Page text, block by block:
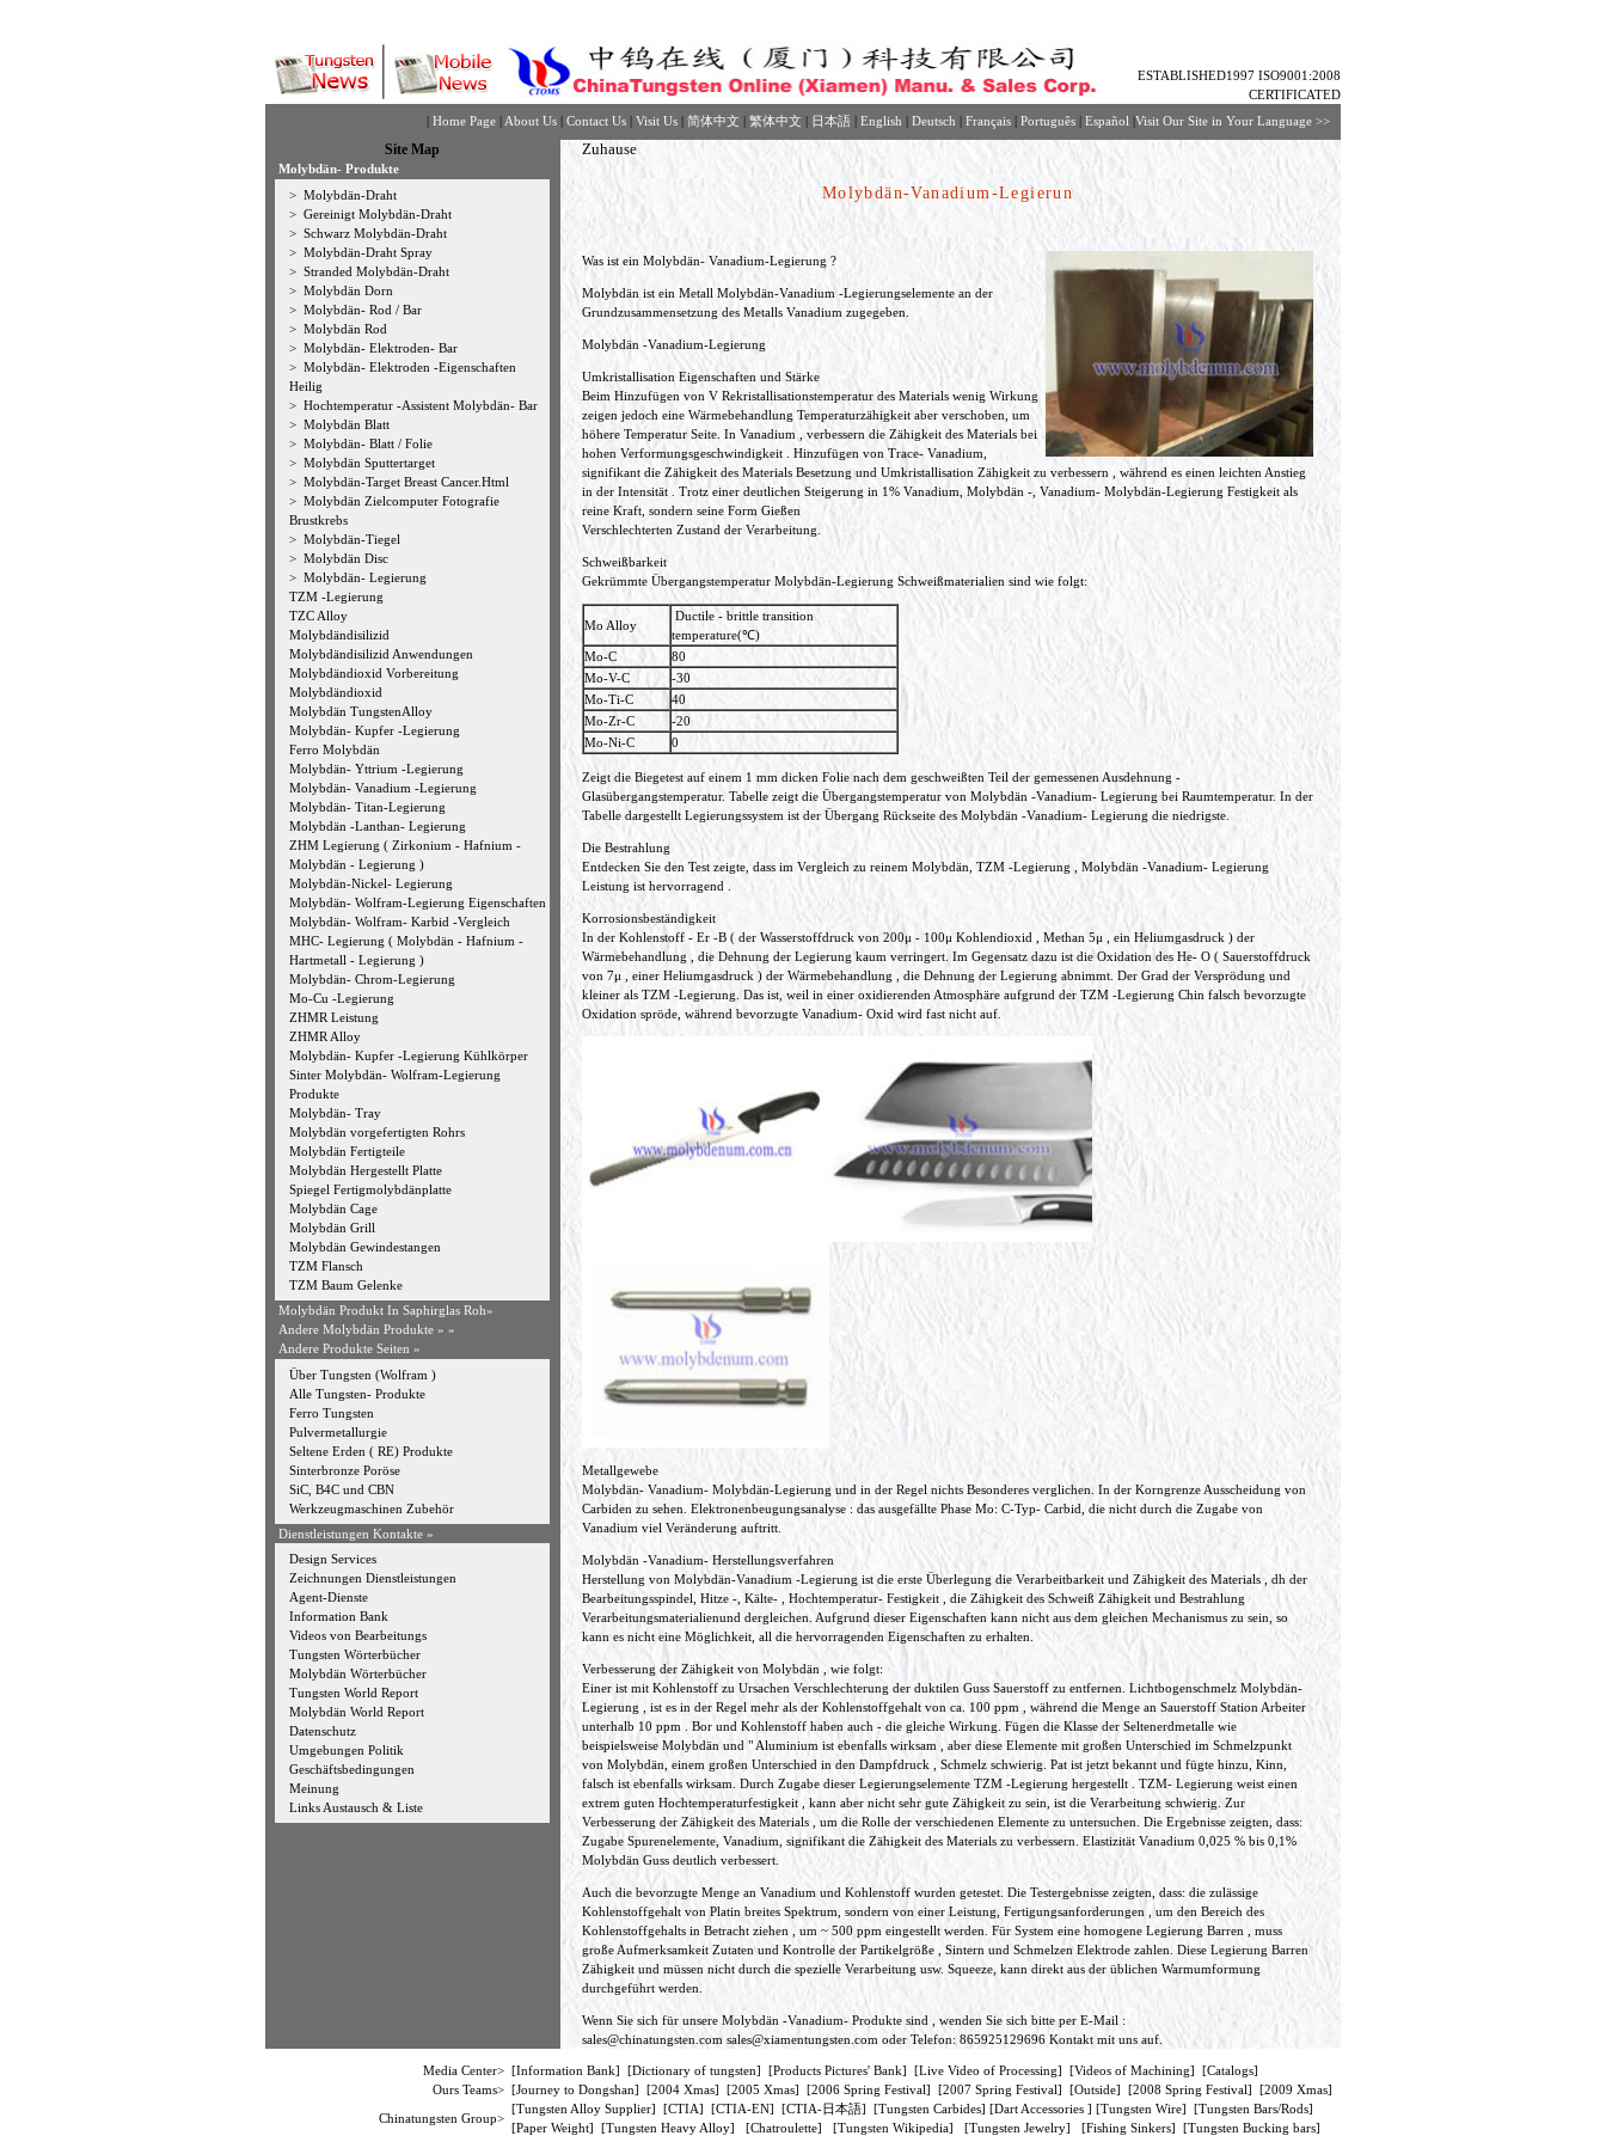
ESTABLISHED1997 ISO9001:2008
CERTIFICATED
| Home Page | About Us | Contact Us | Visit Us | 简体中文 | 繁体中文 | 日本語 | English | Deutsch | Français | Português | Español |Visit Our Site in Your Language >>
Site Map
Molybdän- Produkte
> Molybdän-Draht
> Gereinigt Molybdän-Draht
> Schwarz Molybdän-Draht
> Molybdän-Draht Spray
> Stranded Molybdän-Draht
> Molybdän Dorn
> Molybdän- Rod / Bar
> Molybdän Rod
> Molybdän- Elektroden- Bar
> Molybdän- Elektroden -Eigenschaften
Heilig
> Hochtemperatur -Assistent Molybdän- Bar
> Molybdän Blatt
> Molybdän- Blatt / Folie
> Molybdän Sputtertarget
> Molybdän-Target Breast Cancer.Html
> Molybdän Zielcomputer Fotografie
Brustkrebs
> Molybdän-Tiegel
> Molybdän Disc
> Molybdän- Legierung
TZM -Legierung
TZC Alloy
Molybdändisilizid
Molybdändisilizid Anwendungen
Molybdändioxid Vorbereitung
Molybdändioxid
Molybdän TungstenAlloy
Molybdän- Kupfer -Legierung
Ferro Molybdän
Molybdän- Yttrium -Legierung
Molybdän- Vanadium -Legierung
Molybdän- Titan-Legierung
Molybdän -Lanthan- Legierung
ZHM Legierung ( Zirkonium - Hafnium -
Molybdän - Legierung )
Molybdän-Nickel- Legierung
Molybdän- Wolfram-Legierung Eigenschaften
Molybdän- Wolfram- Karbid -Vergleich
MHC- Legierung ( Molybdän - Hafnium -
Hartmetall - Legierung )
Molybdän- Chrom-Legierung
Mo-Cu -Legierung
ZHMR Leistung
ZHMR Alloy
Molybdän- Kupfer -Legierung Kühlkörper
Sinter Molybdän- Wolfram-Legierung
Produkte
Molybdän- Tray
Molybdän vorgefertigten Rohrs
Molybdän Fertigteile
Molybdän Hergestellt Platte
Spiegel Fertigmolybdänplatte
Molybdän Cage
Molybdän Grill
Molybdän Gewindestangen
TZM Flansch
TZM Baum Gelenke
Molybdän Produkt In Saphirglas Roh»
Andere Molybdän Produkte » »
Andere Produkte Seiten »
Über Tungsten (Wolfram )
Alle Tungsten- Produkte
Ferro Tungsten
Pulvermetallurgie
Seltene Erden ( RE) Produkte
Sinterbronze Poröse
SiC, B4C und CBN
Werkzeugmaschinen Zubehör
Dienstleistungen Kontakte »
Design Services
Zeichnungen Dienstleistungen
Agent-Dienste
Information Bank
Videos von Bearbeitungs
Tungsten Wörterbücher
Molybdän Wörterbücher
Tungsten World Report
Molybdän World Report
Datenschutz
Umgebungen Politik
Geschäftsbedingungen
Meinung
Links Austausch & Liste
Zuhause
Molybdän-Vanadium-Legierun
Was ist ein Molybdän- Vanadium-Legierung ?
Molybdän ist ein Metall Molybdän-Vanadium -Legierungselemente an der
Grundzusammensetzung des Metalls Vanadium zugegeben.
Molybdän -Vanadium-Legierung
Umkristallisation Eigenschaften und Stärke
Beim Hinzufügen von V Rekristallisationstemperatur des Materials wenig Wirkung
zeigen jedoch eine Wärmebehandlung Temperaturzähigkeit aber verschoben, um
höhere Temperatur Seite. In Vanadium , verbessern die Zähigkeit des Materials bei
hohen Verformungsgeschwindigkeit . Hinzufügen von Trace- Vanadium,
signifikant die Zähigkeit des Materials Besetzung und Umkristallisation Zähigkeit zu verbessern , während es einen leichten Anstieg
in der Intensität . Trotz einer deutlichen Steigerung in 1% Vanadium, Molybdän -, Vanadium- Molybdän-Legierung Festigkeit als
reine Kraft, sondern seine Form Gießen
Verschlechterten Zustand der Verarbeitung.
Schweißbarkeit
Gekrümmte Übergangstemperatur Molybdän-Legierung Schweißmaterialien sind wie folgt:
Mo Alloy
Ductile - brittle transition
temperature(℃)
Mo-C
80
Mo-V-C
-30
Mo-Ti-C
40
Mo-Zr-C
-20
Mo-Ni-C
0
Zeigt die Biegetest auf einem 1 mm dicken Folie nach dem geschweißten Teil der gemessenen Ausdehnung -
Glasübergangstemperatur. Tabelle zeigt die Übergangstemperatur von Molybdän -Vanadium- Legierung bei Raumtemperatur. In der
Tabelle dargestellt Legierungssystem ist der Übergang Rückseite des Molybdän -Vanadium- Legierung die niedrigste.
Die Bestrahlung
Entdecken Sie den Test zeigte, dass im Vergleich zu reinem Molybdän, TZM -Legierung , Molybdän -Vanadium- Legierung
Leistung ist hervorragend .
Korrosionsbeständigkeit
In der Kohlenstoff - Er -B ( der Wasserstoffdruck von 200μ - 100μ Kohlendioxid , Methan 5μ , ein Heliumgasdruck ) der
Wärmebehandlung , die Dehnung der Legierung kaum verringert. Im Gegensatz dazu ist die Oxidation des He- O ( Sauerstoffdruck
von 7μ , einer Heliumgasdruck ) der Wärmebehandlung , die Dehnung der Legierung abnimmt. Der Grad der Versprödung und
kleiner als TZM -Legierung. Das ist, weil in einer oxidierenden Atmosphäre aufgrund der TZM -Legierung Chin falsch bevorzugte
Oxidation spröde, während bevorzugte Vanadium- Oxid wird fast nicht auf.
Metallgewebe
Molybdän- Vanadium- Molybdän-Legierung und in der Regel nichts Besonderes verglichen. In der Korngrenze Ausscheidung von
Carbiden zu sehen. Elektronenbeugungsanalyse : das ausgefällte Phase Mo: C-Typ- Carbid, die nicht durch die Zugabe von
Vanadium viel Veränderung auftritt.
Molybdän -Vanadium- Herstellungsverfahren
Herstellung von Molybdän-Vanadium -Legierung ist die erste Überlegung die Verarbeitbarkeit und Zähigkeit des Materials , dh der
Bearbeitungsspindel, Hitze -, Kälte- , Hochtemperatur- Festigkeit , die Zähigkeit des Schweiß Zähigkeit und Bestrahlung
Verarbeitungsmaterialienund dergleichen. Aufgrund dieser Eigenschaften kann nicht aus dem gleichen Mechanismus zu sein, so
kann es nicht eine Möglichkeit, all die hervorragenden Eigenschaften zu erhalten.
Verbesserung der Zähigkeit von Molybdän , wie folgt:
Einer ist mit Kohlenstoff zu Ursachen Verschlechterung der duktilen Guss Sauerstoff zu entfernen. Lichtbogenschmelz Molybdän-
Legierung , ist es in der Regel mehr als der Kohlenstoffgehalt von ca. 100 ppm , während die Menge an Sauerstoff Station Arbeiter
unterhalb 10 ppm . Bor und Kohlenstoff haben auch - die gleiche Wirkung. Fügen die Klasse der Seltenerdmetalle wie
beispielsweise Molybdän und " Aluminium ist ebenfalls wirksam , aber diese Elemente mit großen Unterschied im Schmelzpunkt
von Molybdän, einem großen Unterschied in den Dampfdruck , Schmelz schwierig. Pat ist jetzt bekannt und fügte hinzu, Kinn,
falsch ist ebenfalls wirksam. Durch Zugabe dieser Legierungselemente TZM -Legierung hergestellt . TZM- Legierung weist einen
extrem guten Hochtemperaturfestigkeit , kann aber nicht sehr gute Zähigkeit zu sein, ist die Verarbeitung schwierig. Zur
Verbesserung der Zähigkeit des Materials , um die Rolle der verschiedenen Elemente zu untersuchen. Die Ergebnisse zeigten, dass:
Zugabe Spurenelemente, Vanadium, signifikant die Zähigkeit des Materials zu verbessern. Elastizität Vanadium 0,025 % bis 0,1%
Molybdän Guss deutlich verbessert.
Auch die bevorzugte Menge an Vanadium und Kohlenstoff wurden getestet. Die Testergebnisse zeigten, dass: die zulässige
Kohlenstoffgehalt von Platin breites Spektrum, sondern von einer Leistung, Fertigungsanforderungen , um den Bereich des
Kohlenstoffgehalts in Betracht ziehen , um ~ 500 ppm eingestellt werden. Für System eine homogene Legierung Barren , muss
große Aufmerksamkeit Zutaten und Kontrolle der Partikelgröße , Sintern und Schmelzen Elektrode zahlen. Diese Legierung Barren
Zähigkeit und müssen nicht durch die spezielle Verarbeitung usw. Squeeze, kann direkt aus der üblichen Warmumformung
durchgeführt werden.
Wenn Sie sich für unsere Molybdän -Vanadium- Produkte sind , wenden Sie sich bitte per E-Mail :
sales@chinatungsten.com sales@xiamentungsten.com oder Telefon: 865925129696 Kontakt mit uns auf.
Media Center> [Information Bank] [Dictionary of tungsten] [Products Pictures' Bank] [Live Video of Processing] [Videos of Machining] [Catalogs]
Ours Teams> [Journey to Dongshan] [2004 Xmas] [2005 Xmas] [2006 Spring Festival] [2007 Spring Festival] [Outside] [2008 Spring Festival] [2009 Xmas]
Chinatungsten Group>
[Tungsten Alloy Supplier] [CTIA] [CTIA-EN] [CTIA-日本語] [Tungsten Carbides] [Dart Accessories ] [Tungsten Wire] [Tungsten Bars/Rods]
[Paper Weight] [Tungsten Heavy Alloy] [Chatroulette] [Tungsten Wikipedia] [Tungsten Jewelry] [Fishing Sinkers] [Tungsten Bucking bars]